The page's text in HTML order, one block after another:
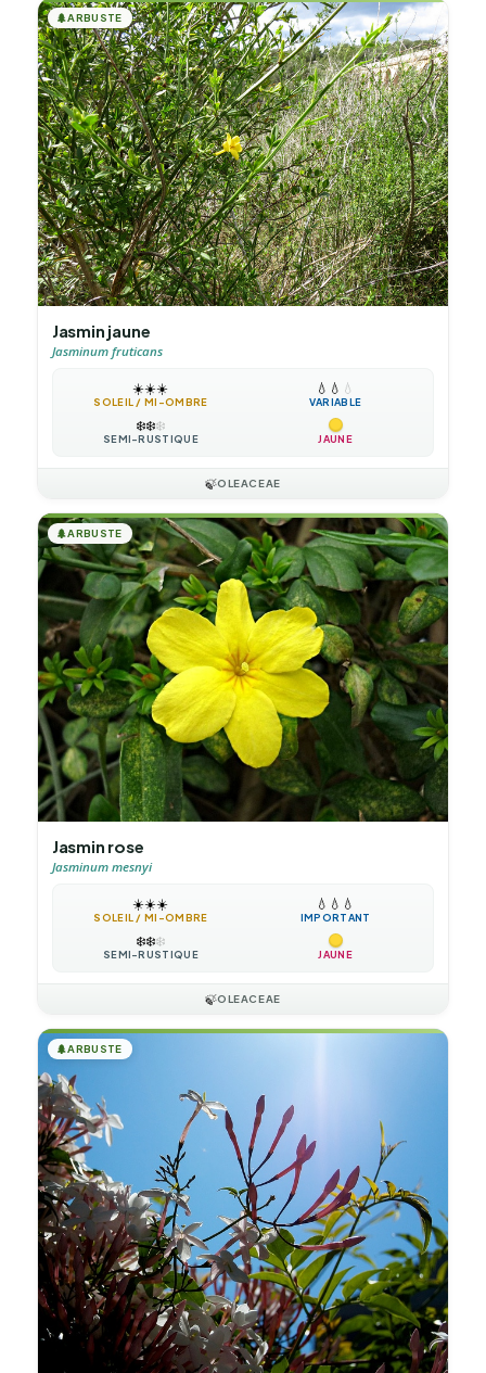
🌲ARBUSTE
Jasmin jaune
Jasminum fruticans
☀️☀️☀️
SOLEIL / MI-OMBRE
💧 💧 💧
VARIABLE
❄️❄️❄️
SEMI-RUSTIQUE JAUNE
🍃OLEACEAE
🌲ARBUSTE
Jasmin rose
Jasminum mesnyi
☀️☀️☀️
SOLEIL / MI-OMBRE
💧 💧 💧
IMPORTANT
❄️❄️❄️
SEMI-RUSTIQUE JAUNE
🍃OLEACEAE
🌲ARBUSTE